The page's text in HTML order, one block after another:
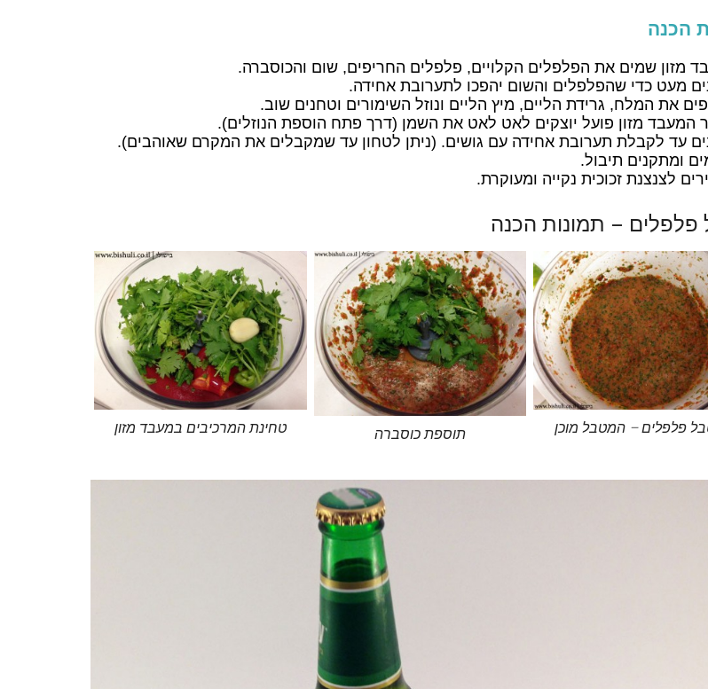
הכנה
מזון שמים את הפלפלים הקלויים, פלפלים החריפים, שום והכוסברה.
מעט כדי שהפלפלים והשום יהפכו לתערובת אחידה.
את המלח, גרידת הליים, מיץ הליים ונוזל השימורים וטחנים שוב.
המעבד מזון פועל יוצקים לאט לאט את השמן (דרך פתח הוספת הנוזלים).
עד לקבלת תערובת אחידה עם גושים. (ניתן לטחון עד שמקבלים את המקרם שאוהבים).
ומתקנים תיבול.
לצנצנת זכוכית נקייה ומעוקרת.
– תמונות הכנה
טחינת המרכיבים במעבד מזון תוספת כוסברה פלפלים – המטבל מוכן